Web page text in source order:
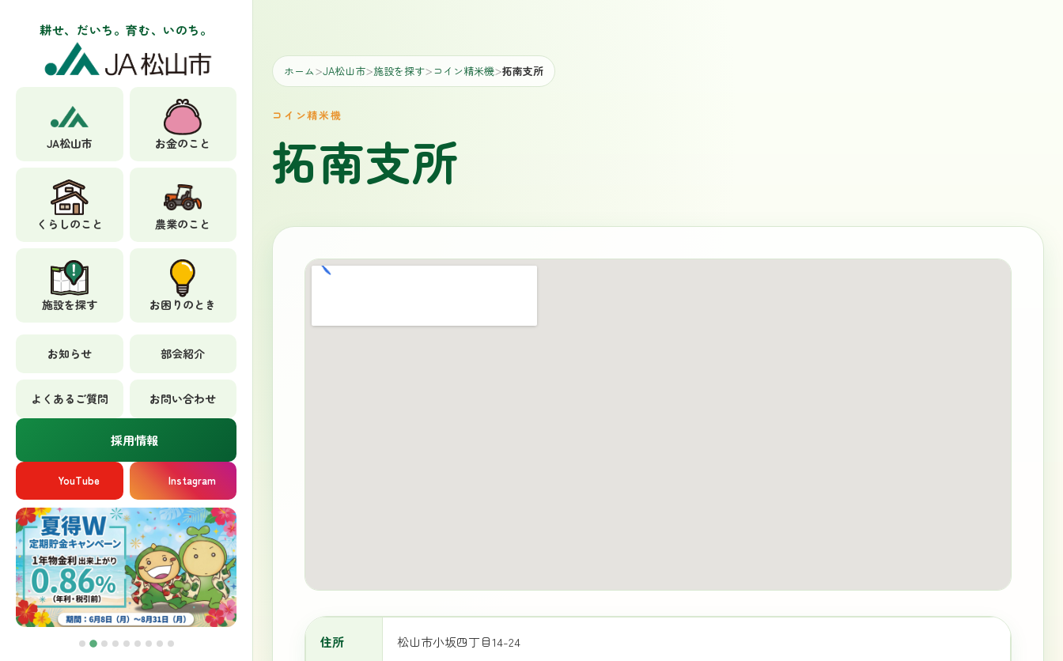
耕せ、だいち。育む、いのち。
JA松山市 お金のこと
くらしのこと 農業のこと
施設を探す お困りのとき
お知らせ 部会紹介
よくあるご質問 お問い合わせ
採用情報
YouTube Instagram
ホーム ＞JA松山市＞施設を探す＞ コイン精米機＞拓南支所
コイン精米機
拓南支所
住所 松山市小坂四丁目14-24